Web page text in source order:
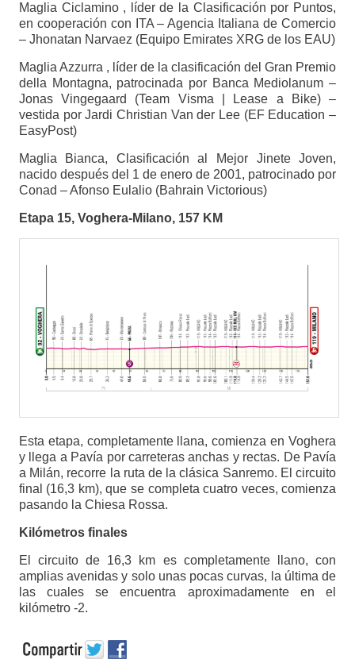
Maglia Ciclamino , líder de la Clasificación por Puntos,
en cooperación con ITA – Agencia Italiana de Comercio
– Jhonatan Narvaez (Equipo Emirates XRG de los EAU)
Maglia Azzurra , líder de la clasificación del Gran Premio
della Montagna, patrocinada por Banca Mediolanum –
Jonas Vingegaard (Team Visma | Lease a Bike) –
vestida por Jardi Christian Van der Lee (EF Education –
EasyPost)
Maglia Bianca, Clasificación al Mejor Jinete Joven,
nacido después del 1 de enero de 2001, patrocinado por
Conad – Afonso Eulalio (Bahrain Victorious)
Etapa 15, Voghera-Milano, 157 KM
Esta etapa, completamente llana, comienza en Voghera
y llega a Pavía por carreteras anchas y rectas. De Pavía
a Milán, recorre la ruta de la clásica Sanremo. El circuito
final (16,3 km), que se completa cuatro veces, comienza
pasando la Chiesa Rossa.
Kilómetros finales
El circuito de 16,3 km es completamente llano, con
amplias avenidas y solo unas pocas curvas, la última de
las cuales se encuentra aproximadamente en el
kilómetro -2.